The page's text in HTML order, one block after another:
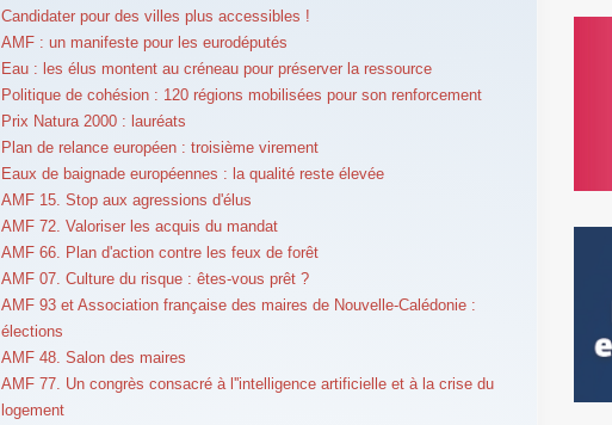
Candidater pour des villes plus accessibles !
AMF : un manifeste pour les eurodéputés
Eau : les élus montent au créneau pour préserver la ressource
Politique de cohésion : 120 régions mobilisées pour son renforcement
Prix Natura 2000 : lauréats
Plan de relance européen : troisième virement
Eaux de baignade européennes : la qualité reste élevée
AMF 15. Stop aux agressions d'élus
AMF 72. Valoriser les acquis du mandat
AMF 66. Plan d'action contre les feux de forêt
AMF 07. Culture du risque : êtes-vous prêt ?
AMF 93 et Association française des maires de Nouvelle-Calédonie :
élections
AMF 48. Salon des maires
AMF 77. Un congrès consacré à l''intelligence artificielle et à la crise du
logement